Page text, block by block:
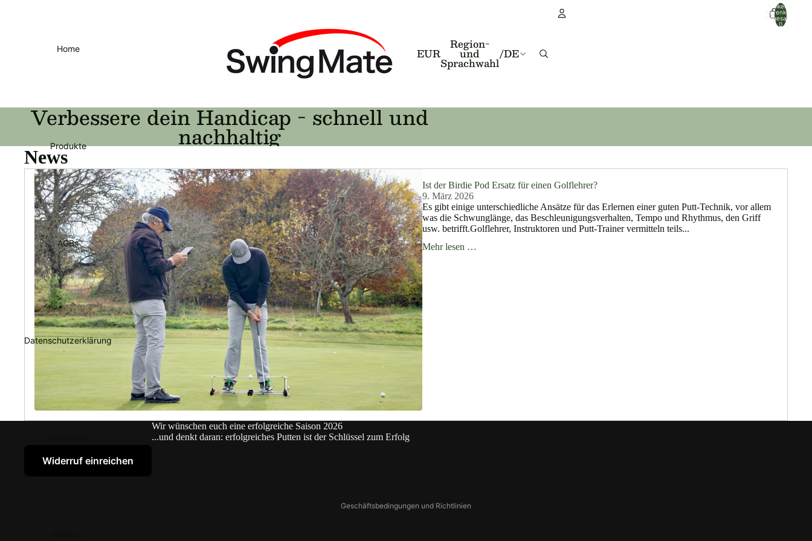
Home
Produkte
AGBs
Datenschutzerklärung
EUR
Region-
und
Sprachwahl
/DE
Artikel im
Warenkorb
insgesamt:
0
Verbessere dein Handicap - schnell und
nachhaltig
News
Ist der Birdie Pod Ersatz für einen Golflehrer?
9. März 2026
Es gibt einige unterschiedliche Ansätze für das Erlernen einer guten Putt-Technik, vor allem
was die Schwunglänge, das Beschleunigungsverhalten, Tempo und Rhythmus, den Griff
usw. betrifft.Golflehrer, Instruktoren und Putt-Trainer vermitteln teils...
Mehr lesen …
Widerruf einreichen
Wir wünschen euch eine erfolgreiche Saison 2026
...und denkt daran: erfolgreiches Putten ist der Schlüssel zum Erfolg
Geschäftsbedingungen und Richtlinien
Widerrufsrecht
AGB